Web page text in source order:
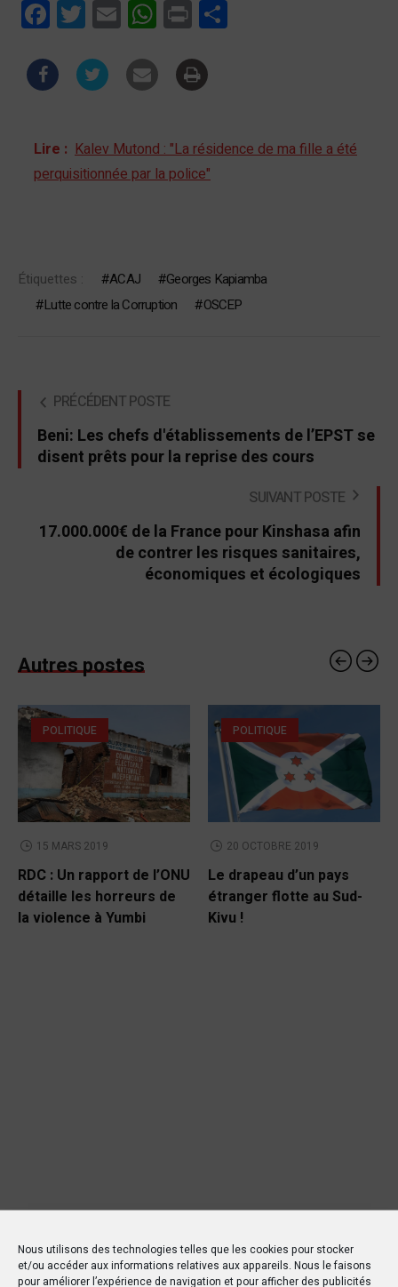
Nous utilisons des technologies telles que les cookies pour stocker
et/ou accéder aux informations relatives aux appareils. Nous le faisons
pour améliorer l’expérience de navigation et pour afficher des publicités
FacebookTwitterEmail WhatsApp
Print
Lire : Kalev Mutond : "La résidence de ma fille a été
perquisitionnée par la police"
Étiquettes : ACAJ
Georges Kapiamba
Lutte contre la Corruption
OSCEP
PRÉCÉDENT POSTE
Beni: Les chefs d'établissements de l’EPST se
disent prêts pour la reprise des cours
SUIVANT POSTE
17.000.000€ de la France pour Kinshasa afin
de contrer les risques sanitaires,
économiques et écologiques
Autres postes
POLITIQUE
15 MARS 2019
RDC : Un rapport de l’ONU
détaille les horreurs de
la violence à Yumbi
POLITIQUE
20 OCTOBRE 2019
Le drapeau d’un pays
étranger flotte au Sud-
Kivu !